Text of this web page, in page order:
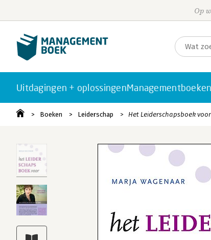
Op
Uitdagingen + oplossingenManagementboeken
Boeken Leiderschap Het Leiderschapsboek